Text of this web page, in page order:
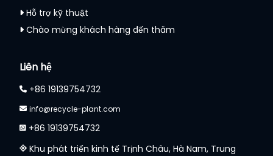
Hỗ trợ kỹ thuật
Chào mừng khách hàng đến thăm
Liên hệ
+86 19139754732
info@recycle-plant.com
+86 19139754732
Khu phát triển kinh tế Trịnh Châu, Hà Nam, Trung